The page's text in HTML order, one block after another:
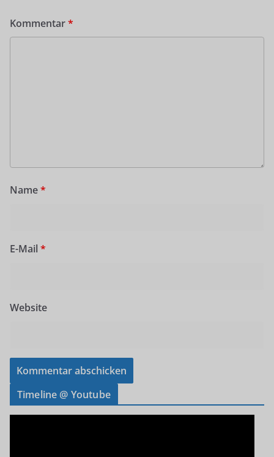
Kommentar*
Name*
E-Mail *
Website
Timeline @ Youtube